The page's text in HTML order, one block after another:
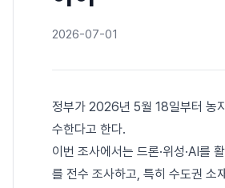
2026-07-01
정부가 2026년 5월 18일부터 농
수한다고 한다.
이번 조사에서는 드론·위성·AI를
를 전수 조사하고, 특히 수도권 소